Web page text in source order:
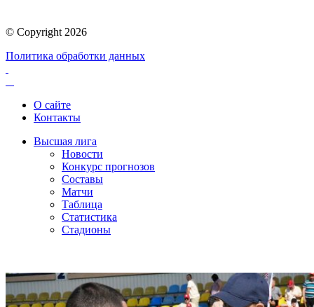
© Copyright 2026
Политика обработки данных
О сайте
Контакты
Высшая лига
Новости
Конкурс прогнозов
Составы
Матчи
Таблица
Статистика
Стадионы